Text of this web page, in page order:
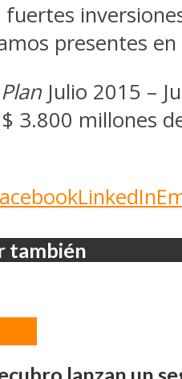
fuertes
presentes en
Julio 2015 –
3.800 millones
LinkedIn
también
lanzan un